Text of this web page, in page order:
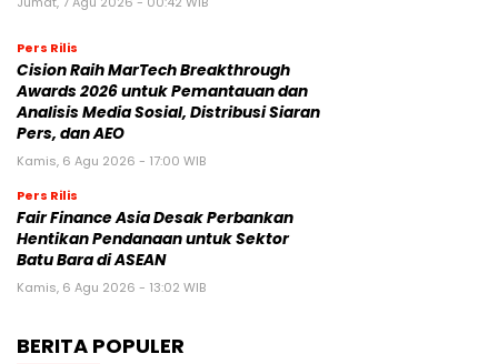
Pers Rilis
Cision Raih MarTech Breakthrough
Awards 2026 untuk Pemantauan dan
Analisis Media Sosial, Distribusi Siaran
Pers, dan AEO
Kamis, 6 Agu 2026 - 17:00 WIB
Pers Rilis
Fair Finance Asia Desak Perbankan
Hentikan Pendanaan untuk Sektor
Batu Bara di ASEAN
Kamis, 6 Agu 2026 - 13:02 WIB
BERITA POPULER